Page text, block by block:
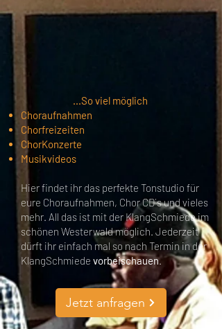
...So viel möglich
Choraufnahmen
Chorfreizeiten
ChorKonzerte
Musikvideos
Hier findet ihr das perfekte Tonstudio für
eure Choraufnahmen, Chor CD´s und vieles
mehr. All das ist mit der KlangSchmiede im
schönen Westerwald möglich. Jederzeit
dürft ihr einfach mal so nach Termin in der
KlangSchmiede vorbeischauen.
Jetzt anfragen